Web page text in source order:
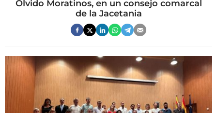
Olvido Moratinos, en un consejo comarcal
de la Jacetania